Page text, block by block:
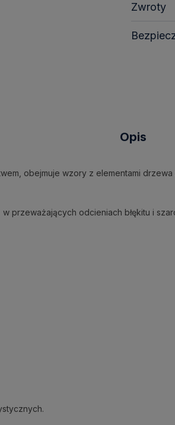
Zwroty
Opis
obejmuje wzory z elementami
przeważających odcieniach błękitu i